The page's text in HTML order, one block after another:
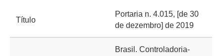
Título
Portaria n. 4.015, [de 30
de dezembro] de 2019
Brasil. Controladoria-